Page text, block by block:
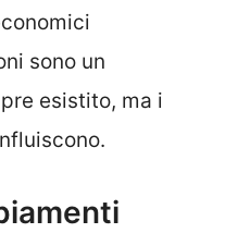
sono un
esistito, ma i